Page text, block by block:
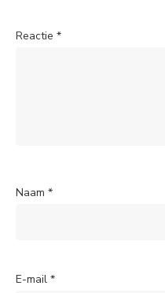
Reactie *
Naam *
E-mail *